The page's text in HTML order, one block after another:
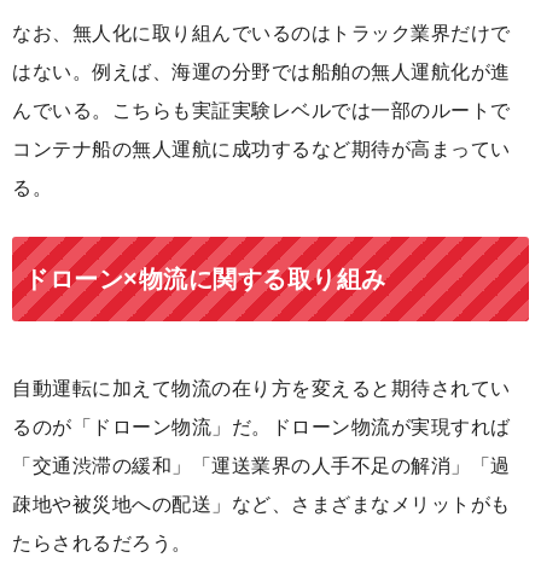
なお、無人化に取り組んでいるのはトラック業界だけで
はない。例えば、海運の分野では船舶の無人運航化が進
んでいる。こちらも実証実験レベルでは一部のルートで
コンテナ船の無人運航に成功するなど期待が高まってい
る。
ドローン×物流に関する取り組み
自動運転に加えて物流の在り方を変えると期待されてい
るのが「ドローン物流」だ。ドローン物流が実現すれば
「交通渋滞の緩和」「運送業界の人手不足の解消」「過
疎地や被災地への配送」など、さまざまなメリットがも
たらされるだろう。